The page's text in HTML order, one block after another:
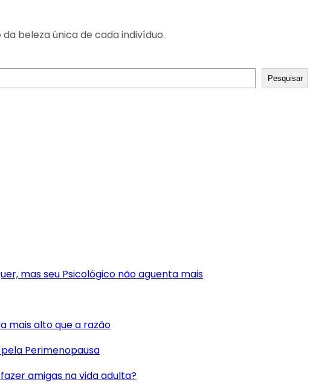
beleza única de cada indivíduo.
Pesquisar
mas seu Psicológico não aguenta mais
mais alto que a razão
Perimenopausa
amigas na vida adulta?